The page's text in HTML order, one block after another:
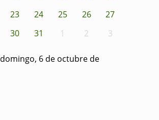
23 24 25 26
27
30 31 1 2 3
6 de octubre de